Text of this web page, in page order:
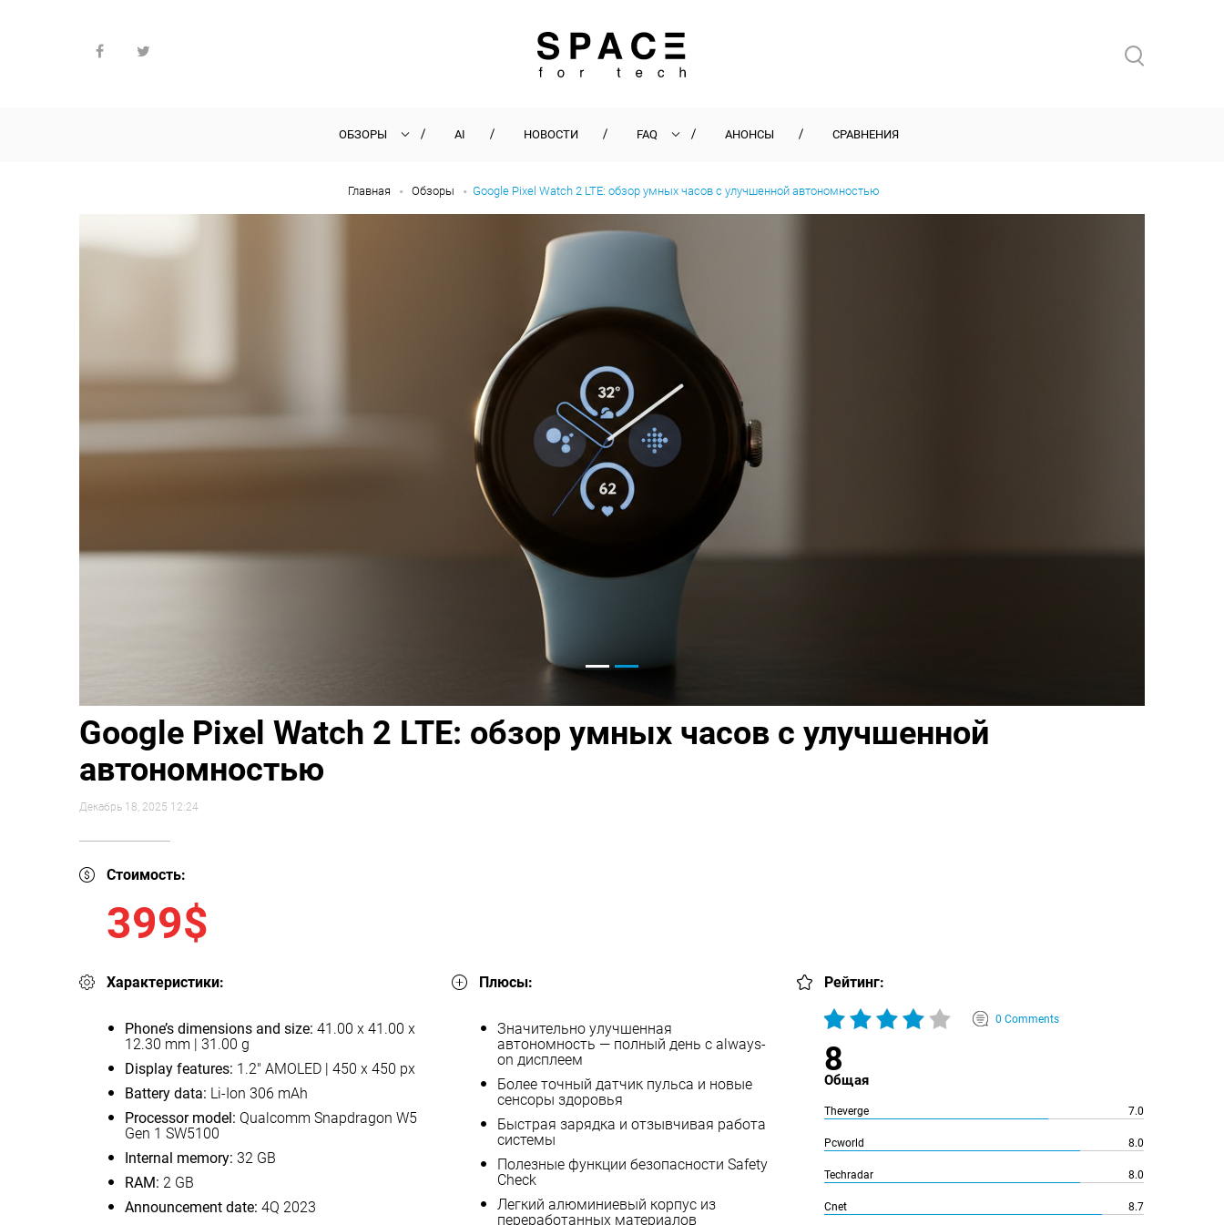
ОБЗОРЫ AI НОВОСТИ FAQ АНОНСЫ СРАВНЕНИЯ
Главная Обзоры Google Pixel Watch 2 LTE: обзор умных часов с улучшенной автономностью
Google Pixel Watch 2 LTE: обзор умных часов с улучшенной
автономностью
Декабрь 18, 2025 12:24
Стоимость:
399$
Характеристики:
Phone’s dimensions and size: 41.00 x 41.00 x
12.30 mm | 31.00 g
Display features: 1.2" AMOLED | 450 x 450 px
Battery data: Li-Ion 306 mAh
Processor model: Qualcomm Snapdragon W5
Gen 1 SW5100
Internal memory: 32 GB
RAM: 2 GB
Announcement date: 4Q 2023
Плюсы:
Значительно улучшенная
автономность — полный день с always-
on дисплеем
Более точный датчик пульса и новые
сенсоры здоровья
Быстрая зарядка и отзывчивая работа
системы
Полезные функции безопасности Safety
Check
Легкий алюминиевый корпус из
переработанных материалов
Рейтинг:
0 Comments
8
Общая
Theverge 7.0
Pcworld 8.0
Techradar 8.0
Cnet 8.7